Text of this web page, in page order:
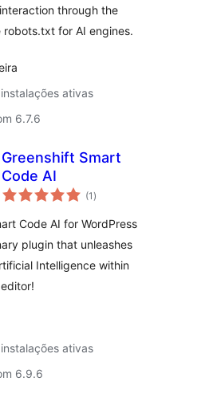
through the
robots.txt for AI engines.
ativas
6.7.6
Greenshift Smart
Code AI
(1 total
de
)
Code AI for WordPress
plugin that unleashes
Intelligence within
ativas
6.9.6